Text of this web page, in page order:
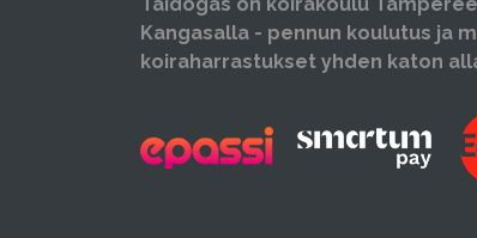
Kangasalla - pennun koulutus ja
koiraharrastukset yhden katon